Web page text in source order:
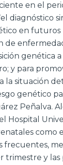
en el
diagnóstico
en futuros
de
genética
y para
la situación
genético
Peñalva.
Hospital
como
frecuentes,
trimestre y las